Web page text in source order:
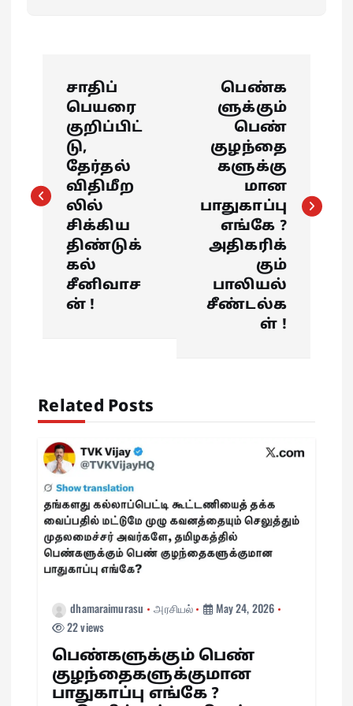
t
a
o
n
சாதிப்
பெயரை
குறிப்பிட்
டு,
தேர்தல்
விதிமீற
லில்
சிக்கிய
திண்டுக்
கல்
சீனிவாச
ன் !
பெண்க
ளுக்கும்
பெண்
குழந்தை
களுக்கு
மான
பாதுகாப்பு
எங்கே ?
அதிகரிக்
கும்
பாலியல்
சீண்டல்க
ள் !
Related Posts
dhamaraimurasu அரசியல்
May 24, 2026
22 views
பெண்களுக்கும் பெண்
குழந்தைகளுக்குமான
பாதுகாப்பு எங்கே ?